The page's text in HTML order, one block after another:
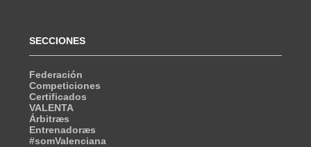
SECCIONES
Federación
Competiciones
Certificados
VALENTA
Árbitræs
Entrenadoræs
#somValenciana